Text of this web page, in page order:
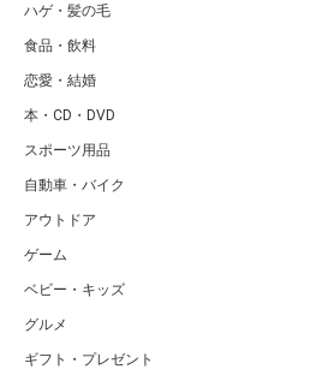
ハゲ・髪の毛
食品・飲料
恋愛・結婚
本・CD・DVD
スポーツ用品
自動車・バイク
アウトドア
ゲーム
ベビー・キッズ
グルメ
ギフト・プレゼント